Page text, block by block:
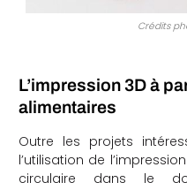
Crédits
L’impression 3D à
alimentaires
Outre les projets
l’utilisation de
circulaire dans le